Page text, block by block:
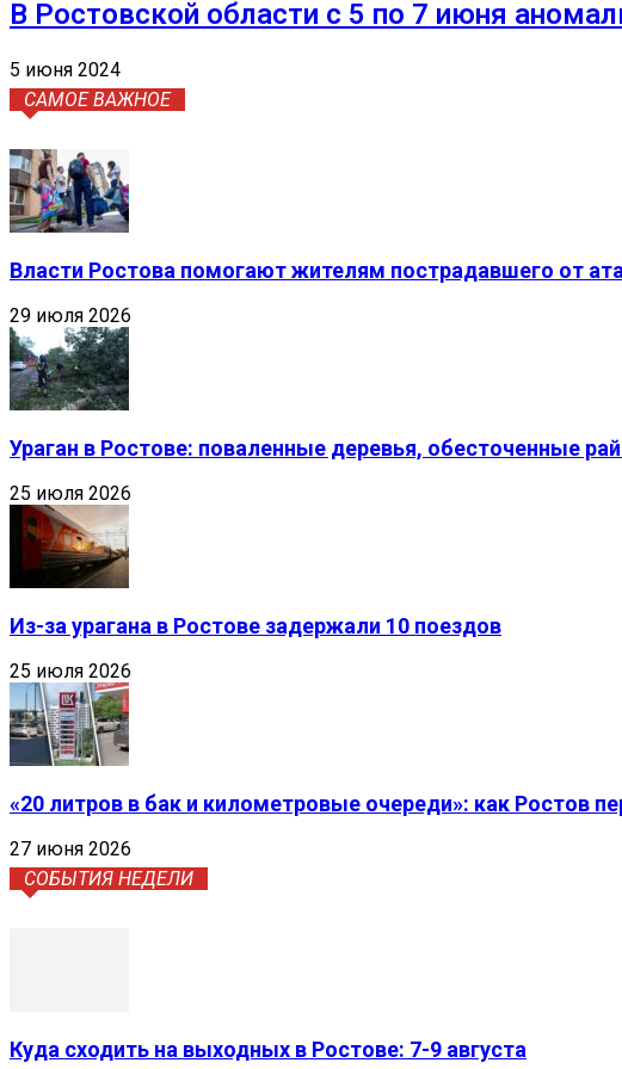
В Ростовской области с 5 по 7 июня
5 июня 2024
САМОЕ ВАЖНОЕ
Власти Ростова помогают жителям пострадавшего от
29 июля 2026
Ураган в Ростове: поваленные деревья, обесточенные
25 июля 2026
Из-за урагана в Ростове задержали 10 поездов
25 июля 2026
«20 литров в бак и километровые очереди»: как Ростов
27 июня 2026
СОБЫТИЯ НЕДЕЛИ
Куда сходить на выходных в Ростове: 7-9 августа